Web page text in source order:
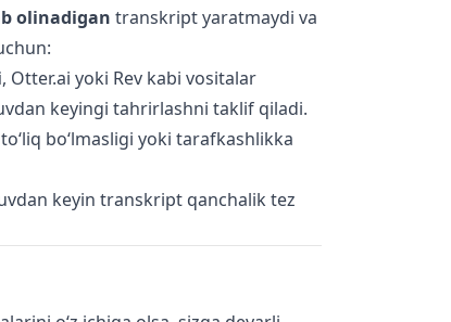
olinadigan transkript yaratmaydi va
, Otter.ai yoki Rev kabi vositalar
keyingi tahrirlashni taklif qiladi.
bo‘lmasligi yoki tarafkashlikka
keyin transkript qanchalik tez